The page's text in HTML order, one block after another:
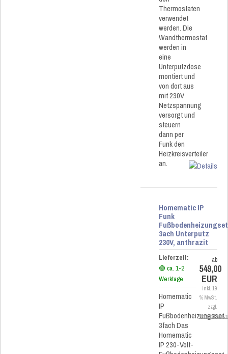
Thermostaten
verwendet
werden. Die
Wandthermostat
werden in
eine
Unterputzdose
montiert und
von dort aus
mit 230V
Netzspannung
versorgt und
steuern
dann per
Funk den
Heizkreisverteiler
an.
Homematic IP
Funk
Fußbodenheizungset
3ach Unterputz
230V, anthrazit
Lieferzeit:
🟢 ca. 1-2
Werktage
Homematic
IP
Fußbodenheizungsset
3fach Das
Homematic
IP 230-Volt-
ab
549,00
EUR
inkl. 19
% MwSt.
zzgl.
Versandkosten